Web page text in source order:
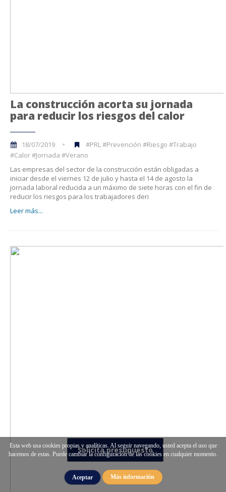
Esta web usa cookies propias y analíticas. Al seguir navegando, usted acepta el uso que
hacemos de estas. Puede cambiar la configuración de las cookies en cualquier momento.
Aceptar Más información
Solicita presupuesto
La construcción acorta su jornada
para reducir los riesgos del calor
18/07/2019
#PRL #Prevención #Riesgo #Trabajo
#Calor #Jornada #Verano
Las empresas del sector de la construcción están obligadas a
iniciar desde el viernes 12 de julio y hasta el 14 de agosto la
jornada laboral reducida a un máximo de siete horas con el fin de
reducir los riesgos para los trabajadores deri
Leer más...